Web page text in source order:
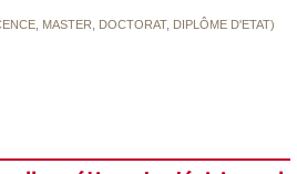
MASTER, DOCTORAT, DIPLÔME D'ETAT)